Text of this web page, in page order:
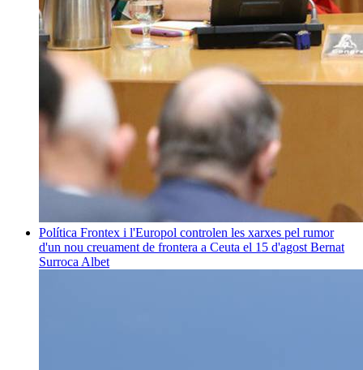
Política Frontex i l'Europol controlen les xarxes pel rumor
d'un nou creuament de frontera a Ceuta el 15 d'agost Bernat
Surroca Albet